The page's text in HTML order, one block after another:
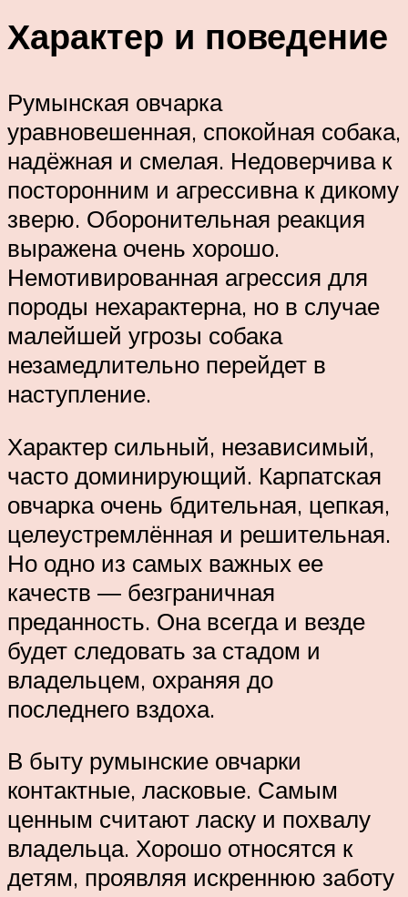
Характер и поведение
Румынская овчарка
уравновешенная, спокойная собака,
надёжная и смелая. Недоверчива к
посторонним и агрессивна к дикому
зверю. Оборонительная реакция
выражена очень хорошо.
Немотивированная агрессия для
породы нехарактерна, но в случае
малейшей угрозы собака
незамедлительно перейдет в
наступление.
Характер сильный, независимый,
часто доминирующий. Карпатская
овчарка очень бдительная, цепкая,
целеустремлённая и решительная.
Но одно из самых важных ее
качеств ― безграничная
преданность. Она всегда и везде
будет следовать за стадом и
владельцем, охраняя до
последнего вздоха.
В быту румынские овчарки
контактные, ласковые. Самым
ценным считают ласку и похвалу
владельца. Хорошо относятся к
детям, проявляя искреннюю заботу